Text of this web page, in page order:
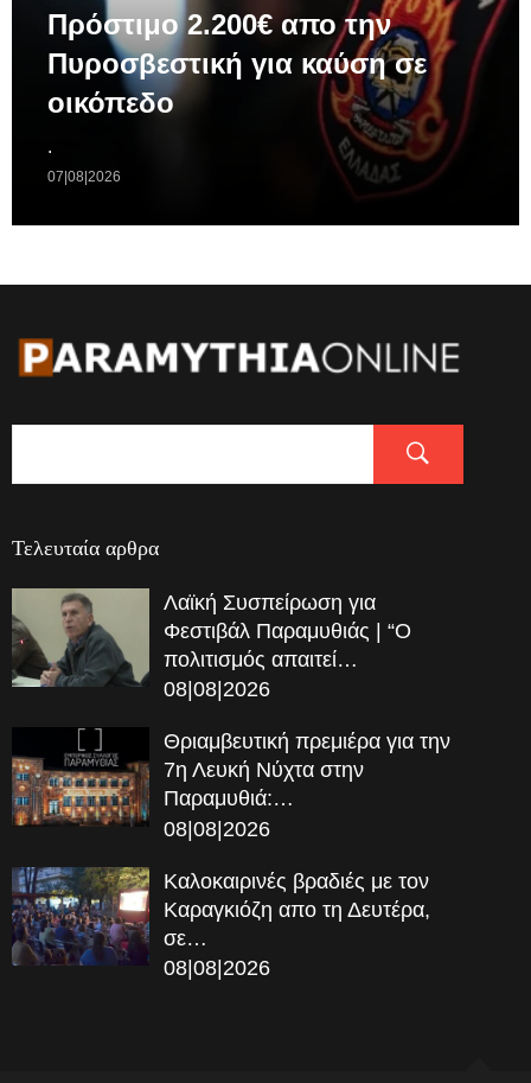
Πρόστιμο 2.200€ απο την
Πυροσβεστική για καύση σε
οικόπεδο
.
07|08|2026
Τελευταία αρθρα
Λαϊκή Συσπείρωση για
Φεστιβάλ Παραμυθιάς | “Ο
πολιτισμός απαιτεί…
08|08|2026
Θριαμβευτική πρεμιέρα για την
7η Λευκή Νύχτα στην
Παραμυθιά:…
08|08|2026
Καλοκαιρινές βραδιές με τον
Καραγκιόζη απο τη Δευτέρα,
σε…
08|08|2026